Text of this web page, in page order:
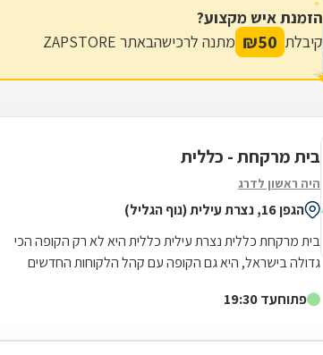
הזמנת איש מקצוע?
קיבלת 50
₪ מתנה לרכישהבאתר ZAPSTORE
בית מרקחת - כללית
היה ראשון לדרג
הגפן 16, נצרת עילית (נוף הגליל)
בית מרקחת כללית נצרת עילית כללית היא לא רק הקופה הכי
גדולה בישראל, היא גם הקופה עם קהל הלקוחות החדשים
פתוחעד 19:30